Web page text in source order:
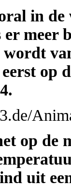
in de
er
op
op de
uit